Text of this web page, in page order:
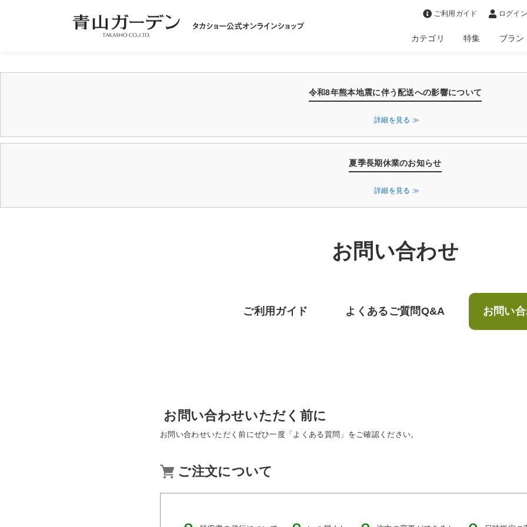
ご利用ガイド ログイ
カテゴリ 特集 ブラン
令和8年熊本地震に伴う配送への影響について
詳細を見る ≫
夏季長期休業のお知らせ
詳細を見る ≫
お問い合わせ
ご利用ガイド よくあるご質問Q&A お問い
お問い合わせいただく前に
お問い合わせいただく前にぜひ一度「よくある質問」をご確認ください。
ご注文について